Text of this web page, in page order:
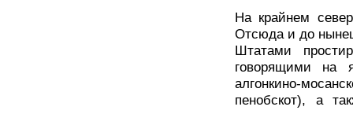
На крайнем
Отсюда и до
Штатами
говорящими на
алгонкино-
пенобскот), а